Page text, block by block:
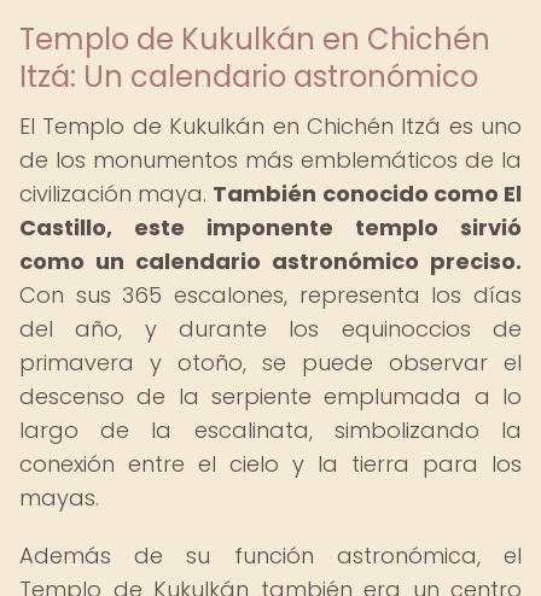
Templo de Kukulkán en Chichén
Itzá: Un calendario astronómico
El Templo de Kukulkán en Chichén Itzá es uno
de los monumentos más emblemáticos de la
civilización maya. También conocido como El
Castillo, este imponente templo sirvió
como un calendario astronómico preciso.
Con sus 365 escalones, representa los días
del año, y durante los equinoccios de
primavera y otoño, se puede observar el
descenso de la serpiente emplumada a lo
largo de la escalinata, simbolizando la
conexión entre el cielo y la tierra para los
mayas.
Además de su función astronómica, el
Templo de Kukulkán también era un centro